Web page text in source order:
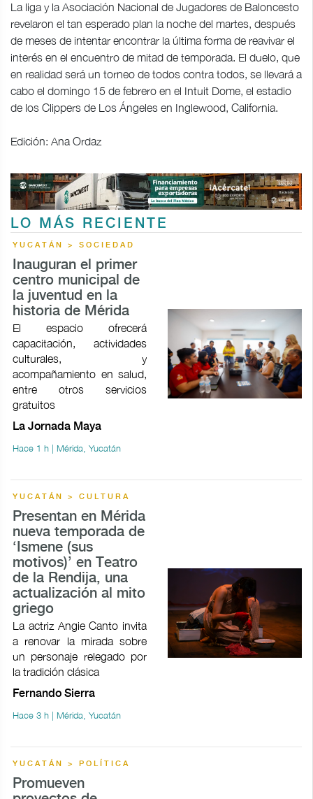
La liga y la Asociación Nacional de Jugadores de Baloncesto
revelaron el tan esperado plan la noche del martes, después
de meses de intentar encontrar la última forma de reavivar el
interés en el encuentro de mitad de temporada. El duelo, que
en realidad será un torneo de todos contra todos, se llevará a
cabo el domingo 15 de febrero en el Intuit Dome, el estadio
de los Clippers de Los Ángeles en Inglewood, California.
Edición: Ana Ordaz
LO MÁS RECIENTE
YUCATÁN > SOCIEDAD
Inauguran el primer
centro municipal de
la juventud en la
historia de Mérida
El espacio ofrecerá
capacitación, actividades
culturales, y
acompañamiento en salud,
entre otros servicios
gratuitos
La Jornada Maya
Hace 1 h | Mérida, Yucatán
YUCATÁN > CULTURA
Presentan en Mérida
nueva temporada de
‘Ismene (sus
motivos)’ en Teatro
de la Rendija, una
actualización al mito
griego
La actriz Angie Canto invita
a renovar la mirada sobre
un personaje relegado por
la tradición clásica
Fernando Sierra
Hace 3 h | Mérida, Yucatán
YUCATÁN > POLÍTICA
Promueven